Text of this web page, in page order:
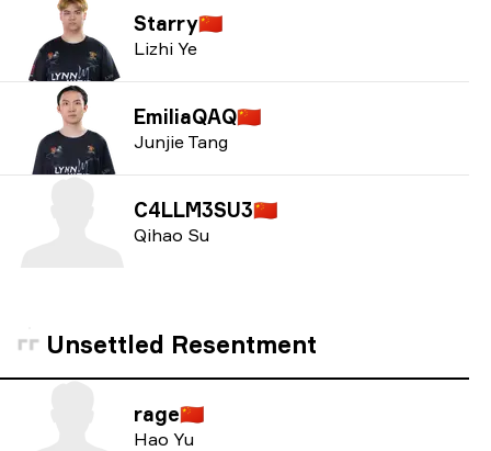
Starry🇨🇳
Lizhi Ye
EmiliaQAQ🇨🇳
Junjie Tang
C4LLM3SU3🇨🇳
Qihao Su
Unsettled Resentment
rage🇨🇳
Hao Yu